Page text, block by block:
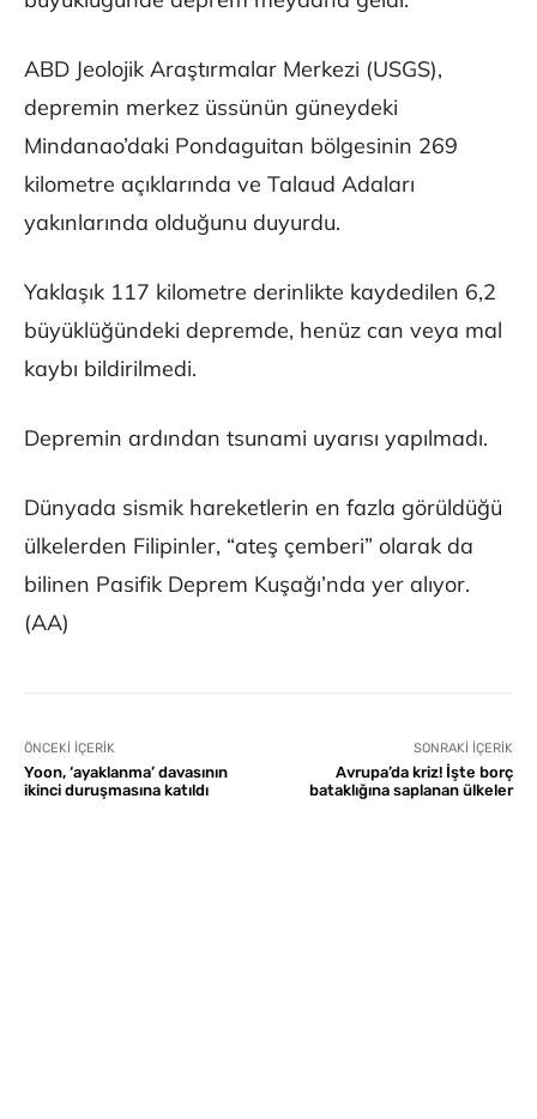
ABD Jeolojik Araştırmalar Merkezi (USGS),
depremin merkez üssünün güneydeki
Mindanao’daki Pondaguitan bölgesinin 269
kilometre açıklarında ve Talaud Adaları
yakınlarında olduğunu duyurdu.
Yaklaşık 117 kilometre derinlikte kaydedilen 6,2
büyüklüğündeki depremde, henüz can veya mal
kaybı bildirilmedi.
Depremin ardından tsunami uyarısı yapılmadı.
Dünyada sismik hareketlerin en fazla görüldüğü
ülkelerden Filipinler, “ateş çemberi” olarak da
bilinen Pasifik Deprem Kuşağı’nda yer alıyor.
(AA)
ÖNCEKI İÇERIK
Yoon, ‘ayaklanma’ davasının
ikinci duruşmasına katıldı
SONRAKI İÇERIK
Avrupa’da kriz! İşte borç
bataklığına saplanan ülkeler